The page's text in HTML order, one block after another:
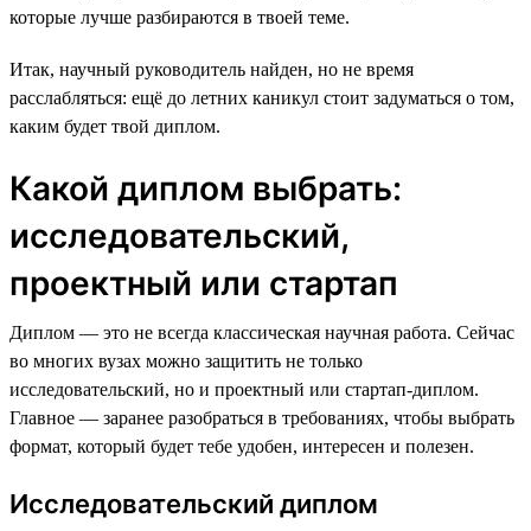
которые лучше разбираются в твоей теме.
Итак, научный руководитель найден, но не время
расслабляться: ещё до летних каникул стоит задуматься о том,
каким будет твой диплом.
Какой диплом выбрать:
исследовательский,
проектный или стартап
Диплом — это не всегда классическая научная работа. Сейчас
во многих вузах можно защитить не только
исследовательский, но и проектный или стартап-диплом.
Главное — заранее разобраться в требованиях, чтобы выбрать
формат, который будет тебе удобен, интересен и полезен.
Исследовательский диплом